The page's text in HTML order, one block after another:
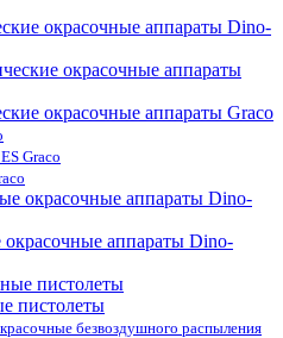
окрасочные аппараты Dino-
окрасочные аппараты Graco
Graco
аппараты Dino-
пистолеты
безвоздушного распыления